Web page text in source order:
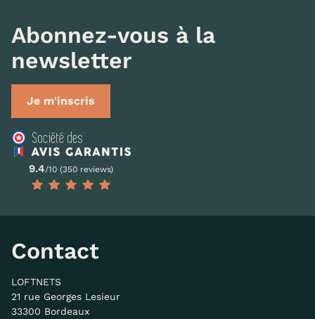
Abonnez-vous à la
newsletter
Je m'inscris
9.4/10 (350 reviews)
Contact
LOFTNETS
21 rue Georges Lesieur
33300 Bordeaux